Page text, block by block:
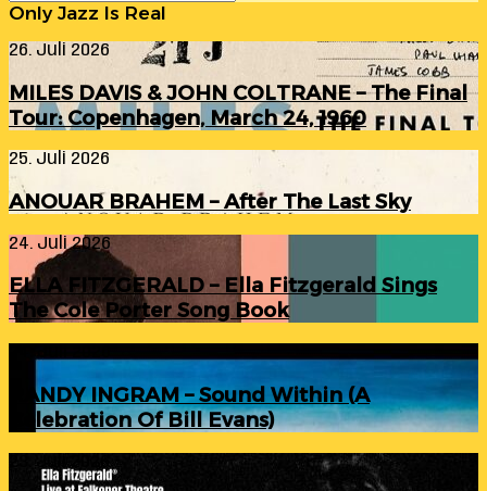
Only Jazz Is Real
MILES
&
JOHN
COLTRANE
The
Final
Tour:
Copenhagen,
March
24,
1960
26. Juli 2026
MILES DAVIS & JOHN COLTRANE – The Final
Tour: Copenhagen, March 24, 1960
ANOUAR
BRAHEM
–
After
The
Last
Sky
25. Juli 2026
ANOUAR BRAHEM – After The Last Sky
ELLA
FITZGERALD
–
Ella
Fitzgerald
Porter
Song
Book
24. Juli 2026
ELLA FITZGERALD – Ella Fitzgerald Sings
The Cole Porter Song Book
Sound
Within
Celebration
RANDY INGRAM – Sound Within (A
Celebration Of Bill Evans)
FITZGERALD
23. Juli 2026